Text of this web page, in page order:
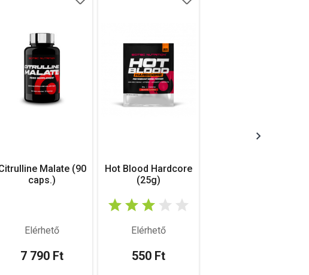
Malate (90
caps.)
Elérhető
7 790 Ft
Hot Blood Hardcore
(25g)
Elérhető
550 Ft